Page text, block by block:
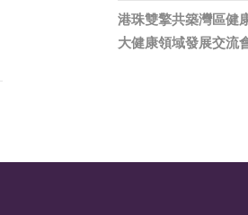
港珠雙擎共築灣區健
大健康領域發展交流